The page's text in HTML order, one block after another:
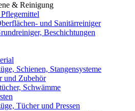
& Reinigung
und Sanitärreiniger
Beschichtungen
Schienen, Stangensysteme
und Zubehör
Schwämme
Tücher und Pressen